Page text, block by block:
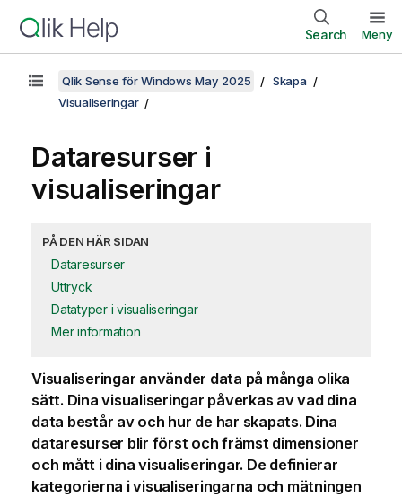
Search Meny
Qlik Sense för Windows May 2025
Skapa
Visualiseringar
Dataresurser i
visualiseringar
PÅ DEN HÄR SIDAN
Dataresurser
Uttryck
Datatyper i visualiseringar
Mer information
Visualiseringar använder data på många olika
sätt. Dina visualiseringar påverkas av vad dina
data består av och hur de har skapats. Dina
dataresurser blir först och främst dimensioner
och mått i dina visualiseringar. De definierar
kategorierna i visualiseringarna och mätningen